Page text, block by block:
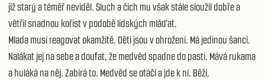
již starý a téměř neviděl. Sluch a čich mu však stále sloužil dobře a
větřil snadnou kořist v podobě lidských mláďat.
Mlada musí reagovat okamžitě. Děti jsou v ohrožení. Má jedinou šanci.
Nalákat jej na sebe a doufat, že medvěd spadne do pasti. Mává rukama
a huláká na něj. Zabírá to. Medvěd se otáčí a jde k ní. Běží.